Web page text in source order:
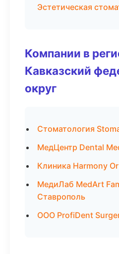
Эстетическая
Компании в
Кавказский
округ
Стоматология
МедЦентр Dental
Клиника Harmony
МедиЛаб MedArt
Ставрополь
ООО ProfiDent